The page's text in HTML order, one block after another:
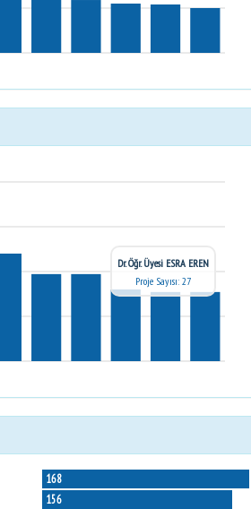
Dr. Öğr. Üyesi ESRA EREN
Proje Sayısı: 27
168
156